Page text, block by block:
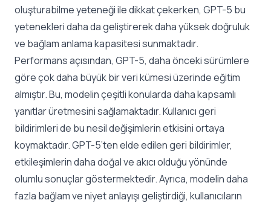
oluşturabilme yeteneği ile dikkat çekerken, GPT-5 bu
yetenekleri daha da geliştirerek daha yüksek doğruluk
ve bağlam anlama kapasitesi sunmaktadır.
Performans açısından, GPT-5, daha önceki sürümlere
göre çok daha büyük bir veri kümesi üzerinde eğitim
almıştır. Bu, modelin çeşitli konularda daha kapsamlı
yanıtlar üretmesini sağlamaktadır. Kullanıcı geri
bildirimleri de bu nesil değişimlerin etkisini ortaya
koymaktadır. GPT-5’ten elde edilen geri bildirimler,
etkileşimlerin daha doğal ve akıcı olduğu yönünde
olumlu sonuçlar göstermektedir. Ayrıca, modelin daha
fazla bağlam ve niyet anlayışı geliştirdiği, kullanıcıların